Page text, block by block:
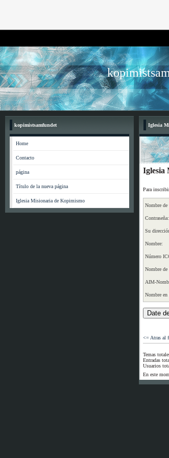
kopimistsamfundet
Home
Contacto
página
Título de la nueva página
Iglesia Misionaria de Kopimismo
Iglesia
Iglesia
Para
Nombre de
Contraseña:
Su
Nombre:
Número
Nombre de
AIM-
Nombre
<= Atras al
Temas
Entradas
Usuarios
En este